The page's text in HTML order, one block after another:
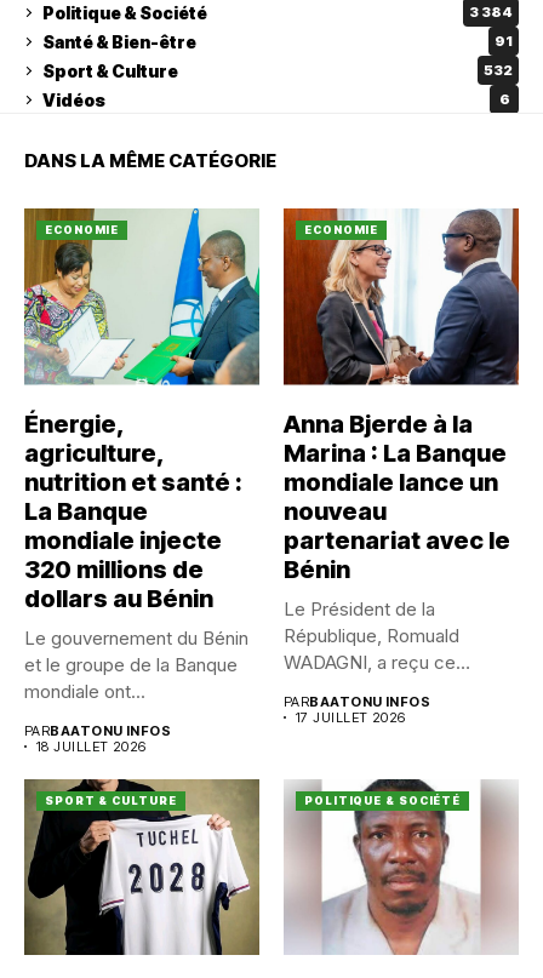
Politique & Société 3 384
Santé & Bien-être 91
Sport & Culture 532
Vidéos 6
DANS LA MÊME CATÉGORIE
ECONOMIE
Énergie,
agriculture,
nutrition et santé :
La Banque
mondiale injecte
320 millions de
dollars au Bénin
Le gouvernement du Bénin
et le groupe de la Banque
mondiale ont...
PARBAATONU INFOS
18 JUILLET 2026
ECONOMIE
Anna Bjerde à la
Marina : La Banque
mondiale lance un
nouveau
partenariat avec le
Bénin
Le Président de la
République, Romuald
WADAGNI, a reçu ce
PARBAATONU INFOS
17 JUILLET 2026
SPORT & CULTURE POLITIQUE & SOCIÉTÉ